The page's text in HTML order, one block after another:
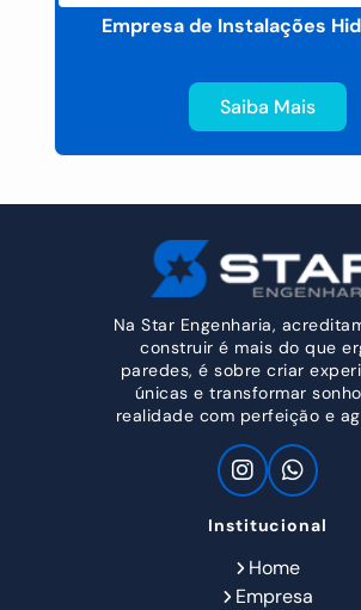
Empresa de Instalações
Saiba Mais
Na Star Engenharia,
construir é mais do que
paredes, é sobre criar
únicas e transformar
realidade com perfeição e
Institucional
Home
Empresa